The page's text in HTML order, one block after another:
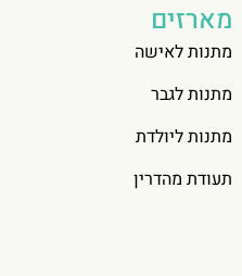
מארזים
מתנות לאישה
מתנות לגבר
מתנות ליולדת
תעודת מהדרין